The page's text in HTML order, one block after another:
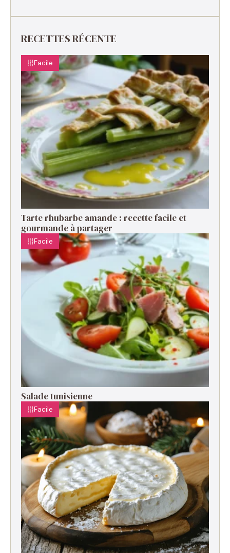
RECETTES RÉCENTE
Facile
Tarte rhubarbe amande : recette facile et
gourmande à partager
Facile
Salade tunisienne
Facile